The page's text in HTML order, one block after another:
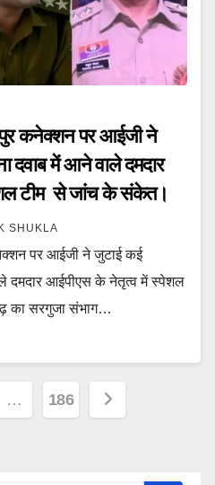
कनेक्शन पर आईजी ने
दवाब में आने वाले दमदार
टीम से जांच के संकेत।
SHUKLA
पर आईजी ने जुटाई कई
दमदार आईपीएस के नेतृत्व में स्पेशल
का सरगुजा संभाग…
… 186